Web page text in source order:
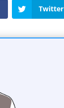
Twitter